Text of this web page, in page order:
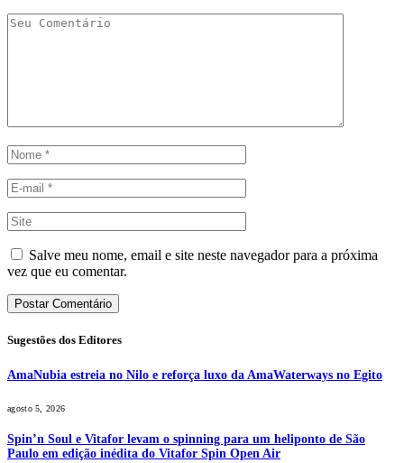
Salve meu nome, email e site neste navegador para a próxima
vez que eu comentar.
Sugestões dos Editores
AmaNubia estreia no Nilo e reforça luxo da AmaWaterways no Egito
agosto 5, 2026
Spin’n Soul e Vitafor levam o spinning para um heliponto de São
Paulo em edição inédita do Vitafor Spin Open Air